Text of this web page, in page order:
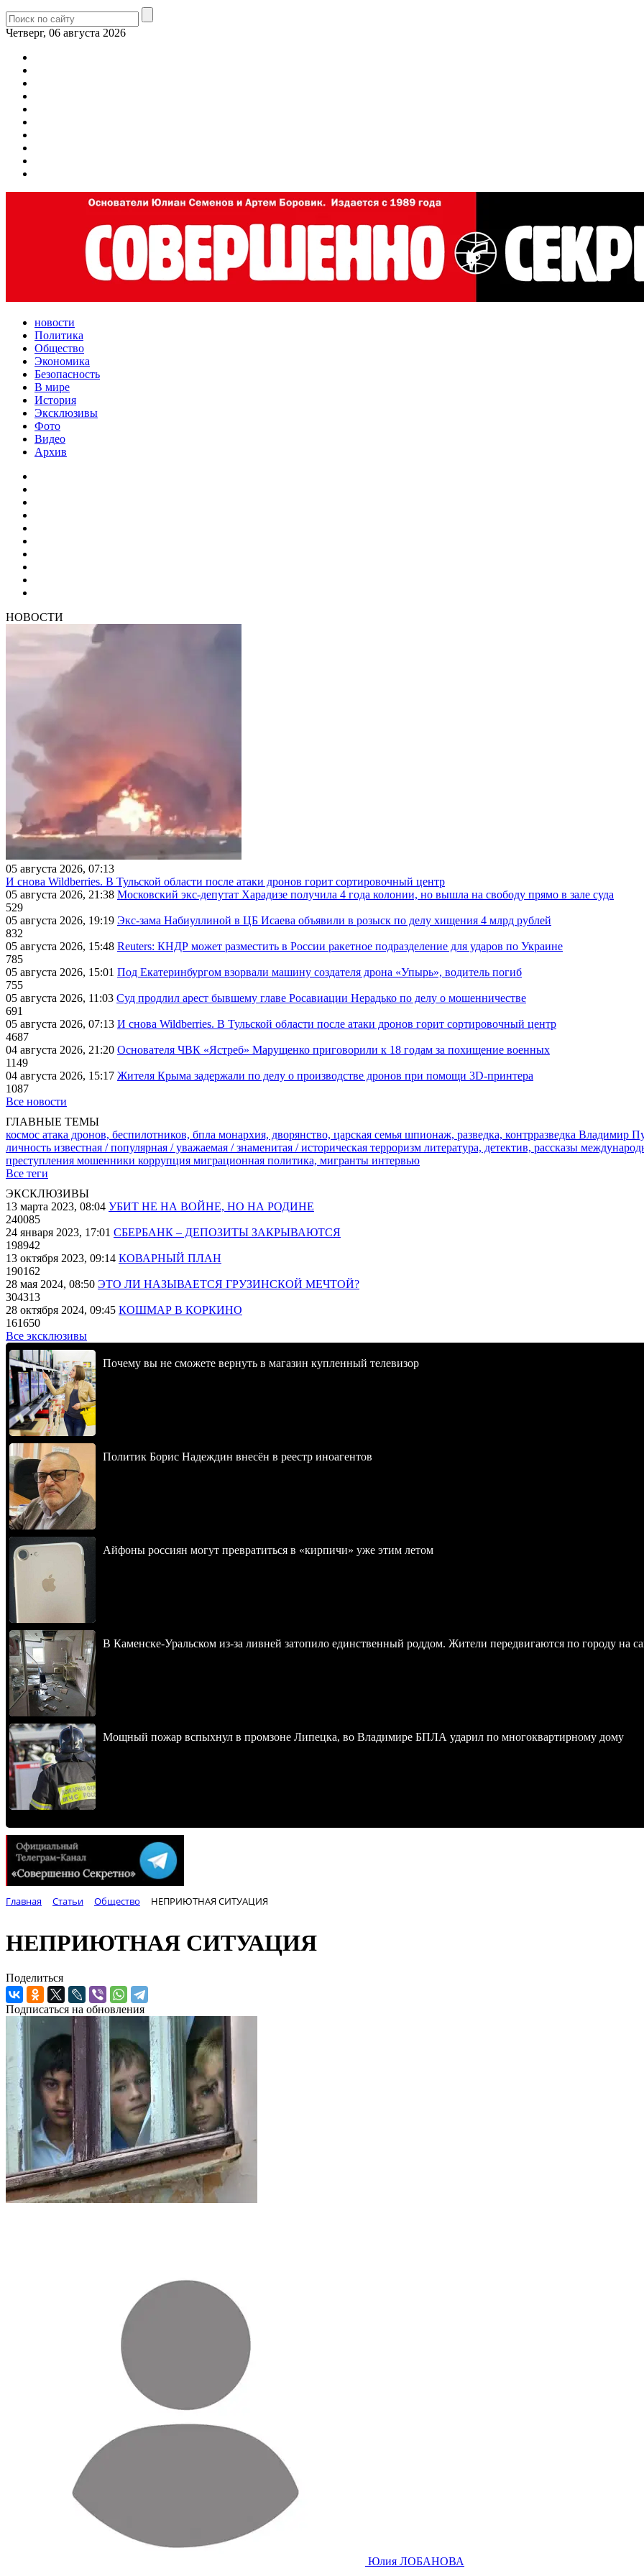
Четверг, 06 августа 2026
новости
Политика
Общество
Экономика
Безопасность
В мире
История
Эксклюзивы
Фото
Видео
Архив
НОВОСТИ
05 августа 2026, 07:13
И снова Wildberries. В Тульской области после атаки дронов горит сортировочный центр
05 августа 2026, 21:38 Московский экс-депутат Харадизе получила 4 года колонии, но вышла на свободу прямо в зале суда
529
05 августа 2026, 19:19 Экс-зама Набиуллиной в ЦБ Исаева объявили в розыск по делу хищения 4 млрд рублей
832
05 августа 2026, 15:48 Reuters: КНДР может разместить в России ракетное подразделение для ударов по Украине
785
05 августа 2026, 15:01 Под Екатеринбургом взорвали машину создателя дрона «Упырь», водитель погиб
755
05 августа 2026, 11:03 Суд продлил арест бывшему главе Росавиации Нерадько по делу о мошенничестве
691
05 августа 2026, 07:13 И снова Wildberries. В Тульской области после атаки дронов горит сортировочный центр
4687
04 августа 2026, 21:20 Основателя ЧВК «Ястреб» Марущенко приговорили к 18 годам за похищение военных
1149
04 августа 2026, 15:17 Жителя Крыма задержали по делу о производстве дронов при помощи 3D‑принтера
1087
Все новости
ГЛАВНЫЕ ТЕМЫ
космос атака дронов, беспилотников, бпла монархия, дворянство, царская семья шпионаж, разведка, контрразведка Владимир
личность известная / популярная / уважаемая / знаменитая / историческая терроризм литература, детектив, рассказы
преступления мошенники коррупция миграционная политика, мигранты интервью
Все теги
ЭКСКЛЮЗИВЫ
13 марта 2023, 08:04 УБИТ НЕ НА ВОЙНЕ, НО НА РОДИНЕ
240085
24 января 2023, 17:01 СБЕРБАНК – ДЕПОЗИТЫ ЗАКРЫВАЮТСЯ
198942
13 октября 2023, 09:14 КОВАРНЫЙ ПЛАН
190162
28 мая 2024, 08:50 ЭТО ЛИ НАЗЫВАЕТСЯ ГРУЗИНСКОЙ МЕЧТОЙ?
304313
28 октября 2024, 09:45 КОШМАР В КОРКИНО
161650
Все эксклюзивы
Почему вы не сможете вернуть в магазин купленный телевизор
Политик Борис Надеждин внесён в реестр иноагентов
Айфоны россиян могут превратиться в «кирпичи» уже этим летом
В Каменске-Уральском из-за ливней затопило единственный роддом. Жители передвигаются по городу на
Мощный пожар вспыхнул в промзоне Липецка, во Владимире БПЛА ударил по многоквартирному дому
Главная Статьи Общество НЕПРИЮТНАЯ СИТУАЦИЯ
НЕПРИЮТНАЯ СИТУАЦИЯ
Поделиться
Подписаться на обновления
Юлия ЛОБАНОВА